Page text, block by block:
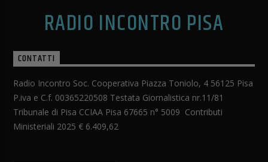
RADIO INCONTRO PISA
CONTATTI
Radio Incontro Soc. Cooperativa Piazza Toniolo, 4 56125 Pisa
P.iva e C.f. 00365220508 Testata Giornalistica nr.11/81
Tribunale di Pisa CCIAA Pisa 67665 n° 5009 Contributi
Ministeriali 2025 € 6.409,62